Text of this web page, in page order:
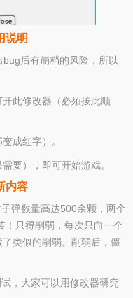
说明
后有崩档的风险，所以
此修改器（必须按此顺
成红字）。
要），即可开始游戏。
内容
弹数量高达500余颗，两个
！只得削弱，每次只向一个
类似的削弱。削弱后，僵
，大家可以用修改器研究